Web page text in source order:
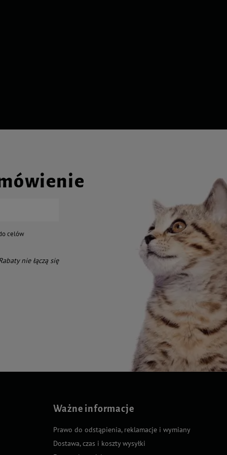
celów
nie łączą się
Ważne informacje
Prawo do odstąpienia, reklamacje i wymiany
Dostawa, czas i koszty wysyłki